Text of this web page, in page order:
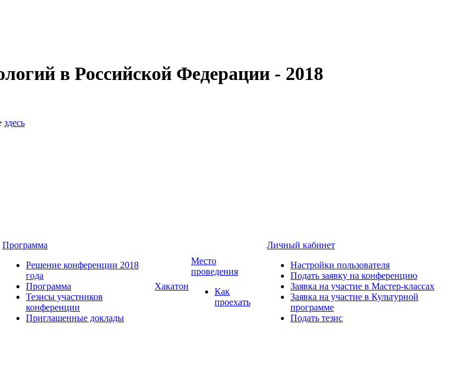
в Российской Федерации - 2018
здесь
Программа
Решение конференции 2018
года
Программа
Тезисы участников
конференции
Приглашенные доклады
Хакатон
Место
проведения
Как
проехать
Личный кабинет
Настройки пользователя
Подать заявку на конференцию
Заявка на участие в Мастер-классах
Заявка на участие в Культурной
программе
Подать тезис